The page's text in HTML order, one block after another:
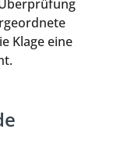
Klage eine